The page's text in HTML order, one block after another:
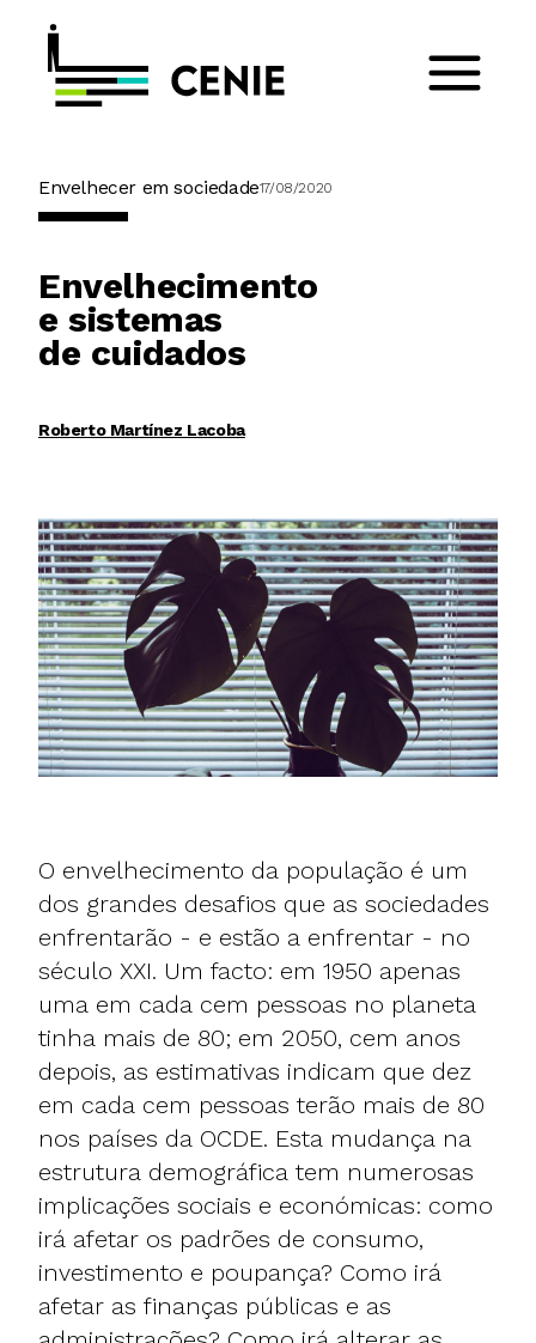
Envelhecer em sociedade17/08/2020
Envelhecimento
e sistemas
de cuidados
Roberto Martínez Lacoba
O envelhecimento da população é um
dos grandes desafios que as sociedades
enfrentarão - e estão a enfrentar - no
século XXI. Um facto: em 1950 apenas
uma em cada cem pessoas no planeta
tinha mais de 80; em 2050, cem anos
depois, as estimativas indicam que dez
em cada cem pessoas terão mais de 80
nos países da OCDE. Esta mudança na
estrutura demográfica tem numerosas
implicações sociais e económicas: como
irá afetar os padrões de consumo,
investimento e poupança? Como irá
afetar as finanças públicas e as